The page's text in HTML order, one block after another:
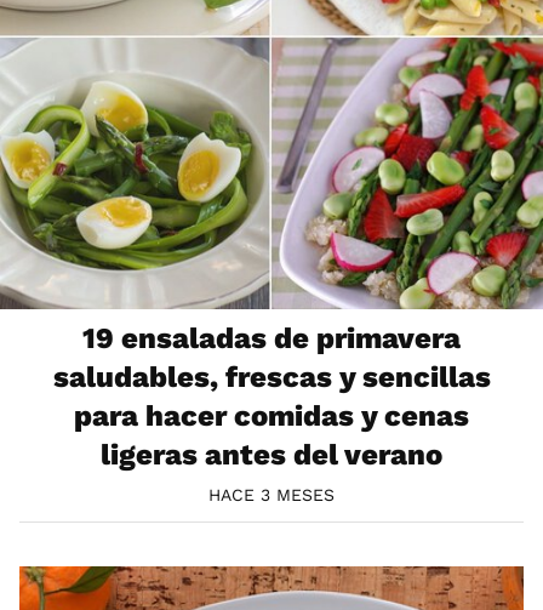
19 ensaladas de primavera
saludables, frescas y sencillas
para hacer comidas y cenas
ligeras antes del verano
HACE 3 MESES